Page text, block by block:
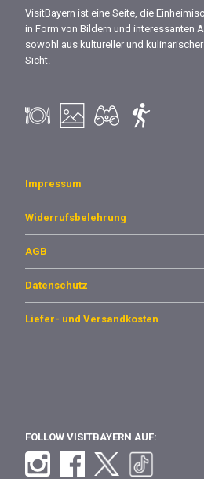
VisitBayern ist eine Seite, die
in Form von Bildern und interessanten
sowohl aus kultureller und
Sicht.
Impressum
Widerrufsbelehrung
AGB
Datenschutz
Liefer- und Versandkosten
FOLLOW VISITBAYERN AUF: